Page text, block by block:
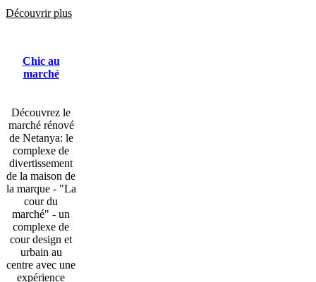
Découvrir plus
Chic au
marché
Découvrez le
marché rénové
de Netanya: le
complexe de
divertissement
de la maison de
la marque - "La
cour du
marché" - un
complexe de
cour design et
urbain au
centre avec une
expérience